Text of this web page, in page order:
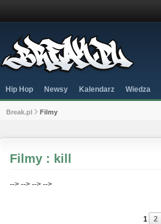
Hip Hop Newsy Kalendarz Wiedza
Break.pl Filmy
Filmy : kill
--> --> --> -->
1 2